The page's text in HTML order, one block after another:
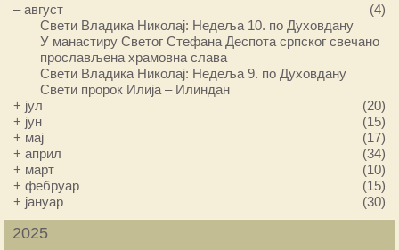
–август
(4)
Свети Владика Николај: Недеља 10. по Духовдану
У манастиру Светог Стефана Деспота српског свечано
прослављена храмовна слава
Свети Владика Николај: Недеља 9. по Духовдану
Свети пророк Илија – Илиндан
+ јул
(20)
+ јун
(15)
+ мај
(17)
+април
(34)
+ март
(10)
+фебруар
(15)
+ јануар (30)
2025